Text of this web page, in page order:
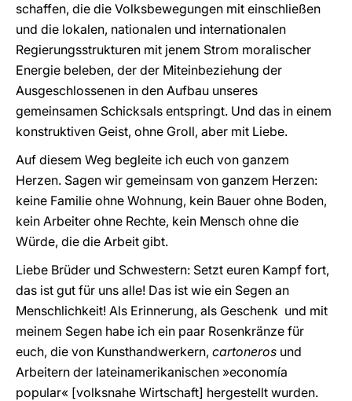
schaffen, die die Volksbewegungen mit einschließen
und die lokalen, nationalen und internationalen
Regierungsstrukturen mit jenem Strom moralischer
Energie beleben, der der Miteinbeziehung der
Ausgeschlossenen in den Aufbau unseres
gemeinsamen Schicksals entspringt. Und das in einem
konstruktiven Geist, ohne Groll, aber mit Liebe.
Auf diesem Weg begleite ich euch von ganzem
Herzen. Sagen wir gemeinsam von ganzem Herzen:
keine Familie ohne Wohnung, kein Bauer ohne Boden,
kein Arbeiter ohne Rechte, kein Mensch ohne die
Würde, die die Arbeit gibt.
Liebe Brüder und Schwestern: Setzt euren Kampf fort,
das ist gut für uns alle! Das ist wie ein Segen an
Menschlichkeit! Als Erinnerung, als Geschenk und mit
meinem Segen habe ich ein paar Rosenkränze für
euch, die von Kunsthandwerkern, cartoneros und
Arbeitern der lateinamerikanischen »economía
popular« [volksnahe Wirtschaft] hergestellt wurden.